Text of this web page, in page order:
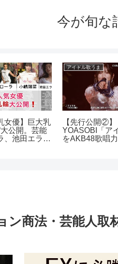
今が旬な
女優】巨大乳
公開。芸能
、池田エライ
アイドル歌うま
【先行公開②】
YOASOBI「ア
をAKB48歌唱
ン商法・芸能人取